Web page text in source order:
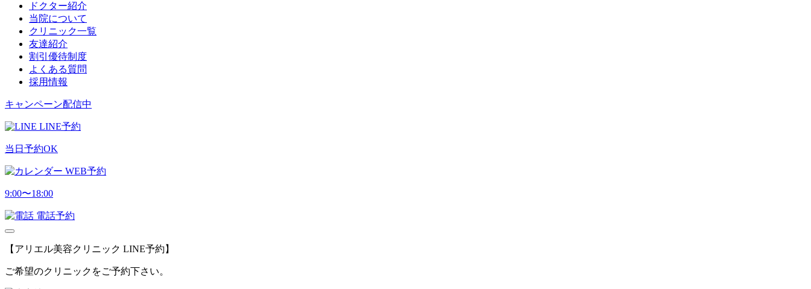
ドクター紹介
当院について
クリニック一覧
友達紹介
割引優待制度
よくある質問
採用情報
キャンペーン配信中
LINE予約
当日予約OK
WEB予約
9:00〜18:00
電話予約
【アリエル美容クリニック LINE予約】
ご希望のクリニックをご予約下さい。